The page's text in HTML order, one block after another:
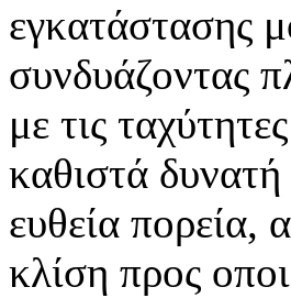
εγκατάστασης
συνδυάζοντας
με τις
καθιστά
ευθεία πορεία,
κλίση προς